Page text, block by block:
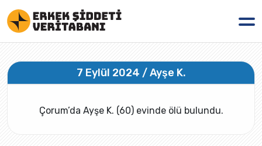
7 Eylül 2024 / Ayşe K.
Çorum’da Ayşe K. (60) evinde ölü bulundu.